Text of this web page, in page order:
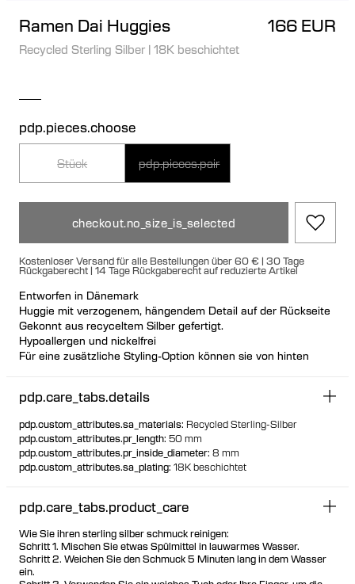
Ramen Dai Huggies 166 EUR
Recycled Sterling Silber | 18K beschichtet
pdp.pieces.choose
Stück pdp.pieces.pair
checkout.no_size_is_selected
Kostenloser Versand für alle Bestellungen über 60 € | 30 Tage
Rückgaberecht | 14 Tage Rückgaberecht auf reduzierte Artikel
Entworfen in Dänemark
Huggie mit verzogenem, hängendem Detail auf der Rückseite
Gekonnt aus recyceltem Silber gefertigt.
Hypoallergen und nickelfrei
Für eine zusätzliche Styling-Option können sie von hinten
Passform
pdp.care_tabs.details
pdp.custom_attributes.sa_materials: Recycled Sterling-Silber
pdp.custom_attributes.pr_length: 50 mm
pdp.custom_attributes.pr_inside_diameter: 8 mm
pdp.custom_attributes.sa_plating: 18K beschichtet
pdp.care_tabs.product_care
Wie Sie ihren sterling silber schmuck reinigen:
Schritt 1. Mischen Sie etwas Spülmittel in lauwarmes Wasser.
Schritt 2. Weichen Sie den Schmuck 5 Minuten lang in dem Wasser
ein.